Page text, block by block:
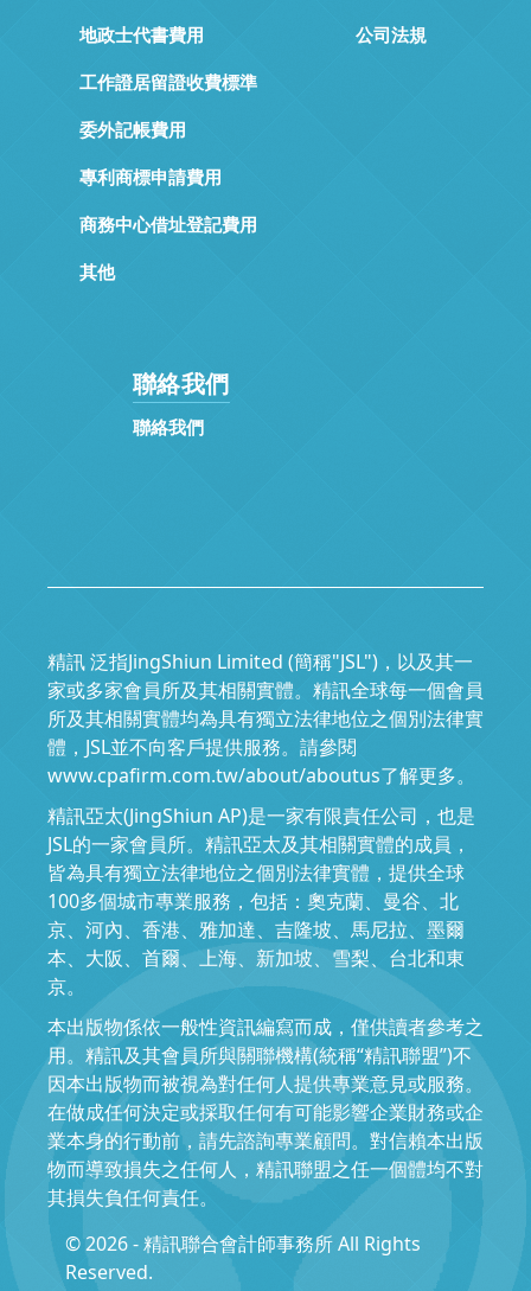
地政士代書費用
工作證居留證收費標準
委外記帳費用
專利商標申請費用
商務中心借址登記費用
其他
公司法規
聯絡我們
聯絡我們
精訊 泛指JingShiun Limited (簡稱"JSL")，以及其一
家或多家會員所及其相關實體。精訊全球每一個會員
所及其相關實體均為具有獨立法律地位之個別法律實
體，JSL並不向客戶提供服務。請參閱
www.cpafirm.com.tw/about/aboutus了解更多。
精訊亞太(JingShiun AP)是一家有限責任公司，也是
JSL的一家會員所。精訊亞太及其相關實體的成員，
皆為具有獨立法律地位之個別法律實體，提供全球
100多個城市專業服務，包括：奧克蘭、曼谷、北
京、河內、香港、雅加達、吉隆坡、馬尼拉、墨爾
本、大阪、首爾、上海、新加坡、雪梨、台北和東
京。
本出版物係依一般性資訊編寫而成，僅供讀者參考之
用。精訊及其會員所與關聯機構(統稱“精訊聯盟”)不
因本出版物而被視為對任何人提供專業意見或服務。
在做成任何決定或採取任何有可能影響企業財務或企
業本身的行動前，請先諮詢專業顧問。對信賴本出版
物而導致損失之任何人，精訊聯盟之任一個體均不對
其損失負任何責任。
© 2026 - 精訊聯合會計師事務所 All Rights
Reserved.